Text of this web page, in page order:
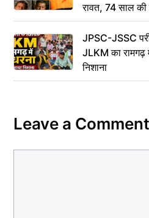
रावत, 74 साल की
JPSC-JSSC
JLKM का रामगढ़
निशाना
Leave a Comment